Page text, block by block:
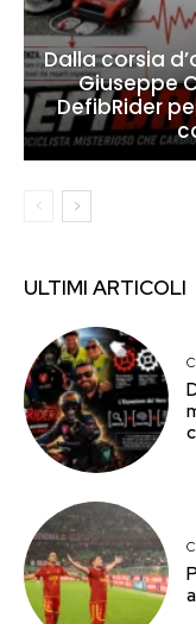
Dalla corsia
Giuseppe
DefibRider
ULTIMI ARTICOLI